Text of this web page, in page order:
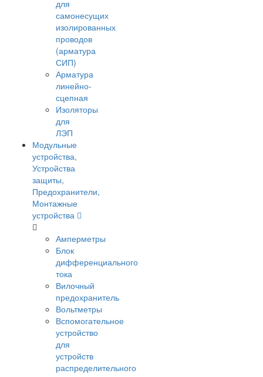
для
самонесущих
изолированных
проводов
(арматура
СИП)
Арматура
линейно-
сцепная
Изоляторы
для
ЛЭП
Модульные
устройства,
Устройства
защиты,
Предохранители,
Монтажные
устройства
Амперметры
Блок
дифференциального
тока
Вилочный
предохранитель
Вольтметры
Вспомогательное
устройство
для
устройств
распределительного